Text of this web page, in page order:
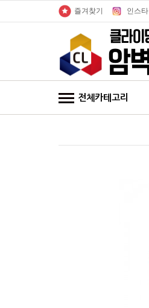
즐겨찾기 인스타
전체카테고리